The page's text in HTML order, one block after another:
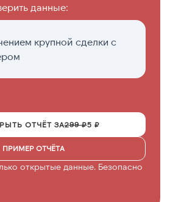
данные:
крупной сделки с
ОТЧЁТ ЗА299 ₽5 ₽
ПРИМЕР ОТЧЁТА
открытые данные. Безопасно